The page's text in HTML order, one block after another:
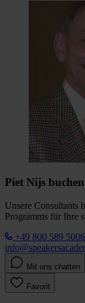
Piet Nijs buchen
Unsere Consultants
Programms für Ihre
+49 800 589
Mit uns chatten
Favorit